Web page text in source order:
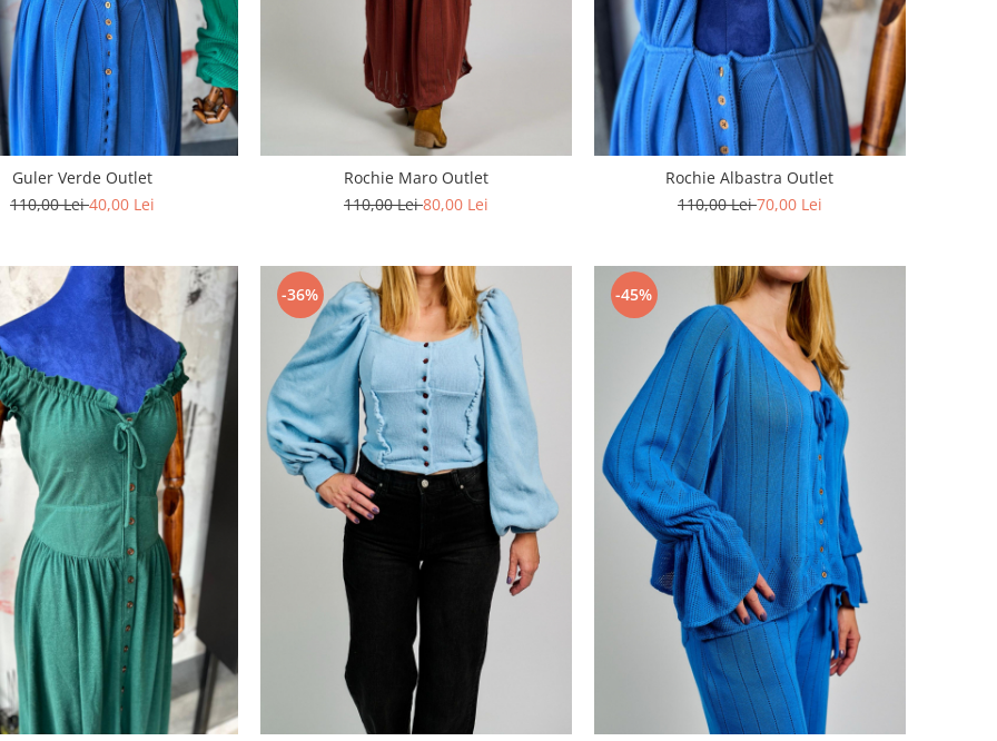
Guler Verde Outlet
110,00 Lei40,00 Lei
Rochie Maro Outlet
110,00 Lei80,00 Lei
Rochie Albastra Outlet
110,00 Lei70,00 Lei
-36% -45%